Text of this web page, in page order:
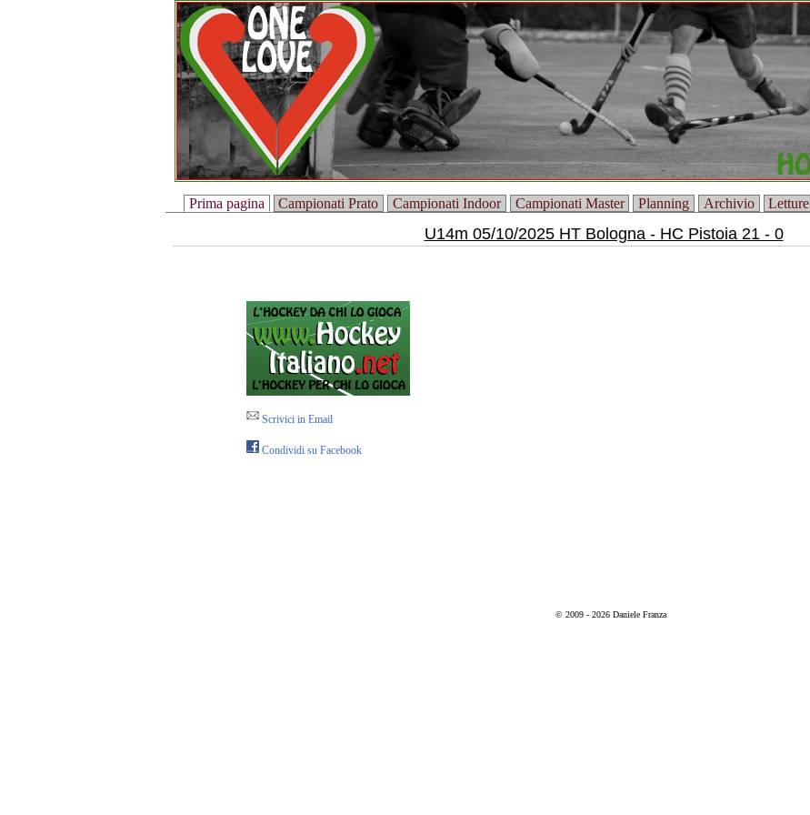
Prima pagina Campionati Prato Campionati Indoor Campionati Master Planning Archivio Letture
U14m 05/10/2025 HT Bologna - HC Pistoia 21 - 0
Scrivici in Email
Condividi su Facebook
© 2009 - 2026 Daniele Franza